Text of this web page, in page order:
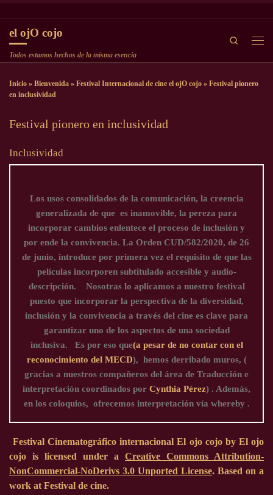
el ojO cojo
Todos estamos hechos de la misma esencia
Search
Inicio » Bienvenida » Festival Internacional de cine el ojO cojo » Festival pionero
en inclusividad
Festival pionero en inclusividad
Inclusividad
Los usos consolidados de la comunicación, la creencia
generalizada de que es inamovible, la pereza para
incorporar cambios enlentece el proceso de inclusión y
por ende la convivencia. La Orden CUD/582/2020, de 26
de junio, introduce por primera vez el requisito de que las
películas incorporen subtitulado accesible y audio-
descripción. Nosotras lo aplicamos a nuestro festival
puesto que incorporar la perspectiva de la diversidad,
inclusión y la convivencia a través del cine es clave para
garantizar uno de los aspectos de una sociedad
inclusiva. Es por eso que(a pesar de no contar con el
reconocimiento del MECD), hemos derribado muros, (
gracias a nuestros compañeros del área de Traducción e
interpretación coordinados por Cynthia Pérez) . Además,
en los coloquios, ofrecemos interpretación vía whereby .
Festival Cinematográfico internacional El ojo cojo by El ojo
cojo is licensed under a Creative Commons Attribution-
NonCommercial-NoDerivs 3.0 Unported License. Based on a
work at Festival de cine.